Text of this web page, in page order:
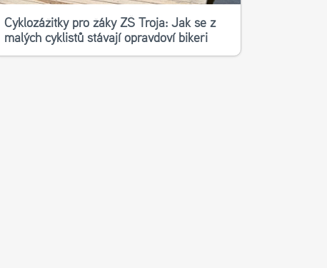
Cyklozážitky pro žáky ZŠ Troja: Jak se z
malých cyklistů stávají opravdoví bikeři